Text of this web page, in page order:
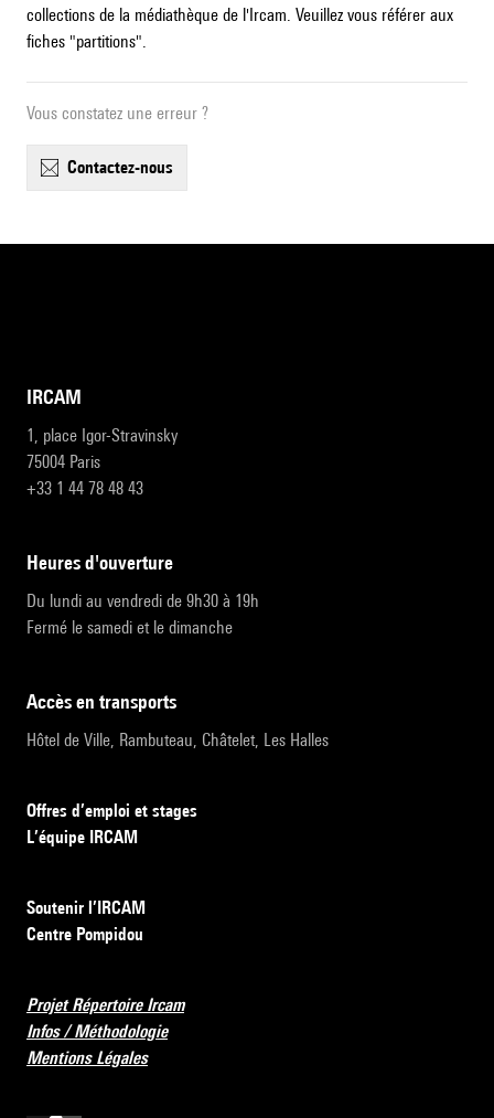
collections de la médiathèque de l'Ircam. Veuillez vous référer aux
fiches "partitions".
Vous constatez une erreur ?
contactez-nous
IRCAM
1, place Igor-Stravinsky
75004 Paris
+33 1 44 78 48 43
heures d'ouverture
Du lundi au vendredi de 9h30 à 19h
Fermé le samedi et le dimanche
accès en transports
Hôtel de Ville, Rambuteau, Châtelet, Les Halles
Offres d’emploi et stages
L’équipe IRCAM
Soutenir l’IRCAM
Centre Pompidou
Projet Répertoire Ircam
Infos / Méthodologie
Mentions Légales